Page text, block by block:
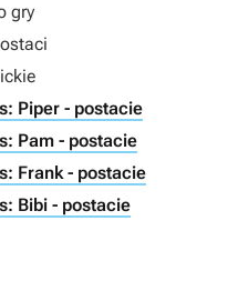
gry
Piper - postacie
Pam - postacie
Frank - postacie
Bibi - postacie